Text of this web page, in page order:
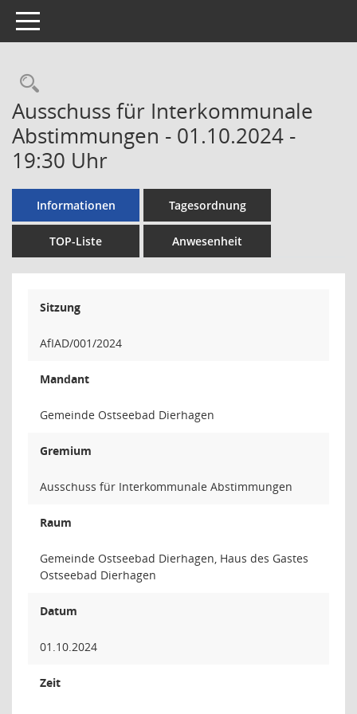
Toggle navigation
Rechercheauswahl
Ausschuss für Interkommunale
Abstimmungen - 01.10.2024 -
19:30 Uhr
Informationen Tagesordnung
TOP-Liste Anwesenheit
Sitzung
AfIAD/001/2024
Mandant
Gemeinde Ostseebad Dierhagen
Gremium
Ausschuss für Interkommunale Abstimmungen
Raum
Gemeinde Ostseebad Dierhagen, Haus des Gastes
Ostseebad Dierhagen
Datum
01.10.2024
Zeit